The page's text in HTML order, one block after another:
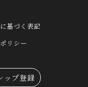
基づく表記
リシー
ップ登録